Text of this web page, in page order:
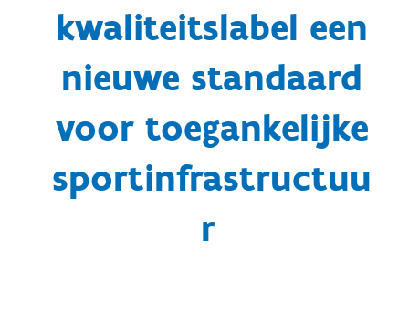
kwaliteitslabel een
nieuwe standaard
voor toegankelijke
sportinfrastructuu
r